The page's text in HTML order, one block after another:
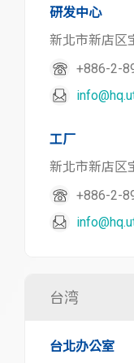
研发中心
新北市新店区
+886-2-
工厂
新北市新店区
+886-2-
台湾
台北办公室